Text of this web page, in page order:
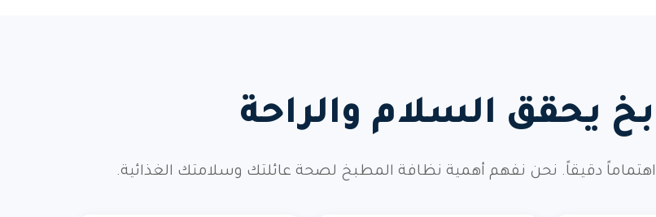
يحقق السلام والراحة
دقيقاً. نحن نفهم أهمية نظافة المطبخ لصحة عائلتك وسلامتك الغذائية.